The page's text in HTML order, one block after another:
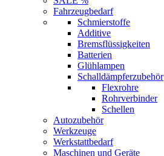
Fahrzeugbedarf
Schmierstoffe
Additive
Bremsflüssigkeiten
Batterien
Glühlampen
Schalldämpferzubehör
Flexrohre
Rohrverbinder
Schellen
Autozubehör
Werkzeuge
Werkstattbedarf
Maschinen und Geräte